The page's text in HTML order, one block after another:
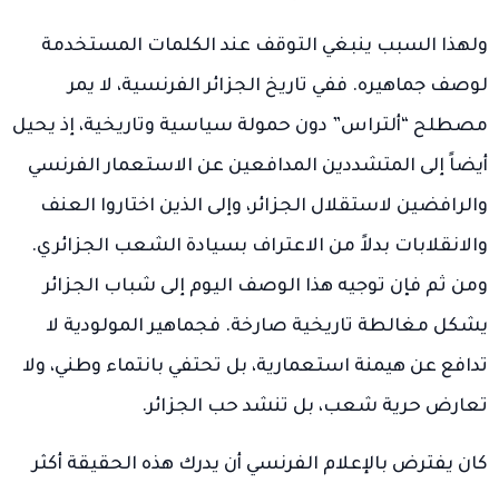
ولهذا السبب ينبغي التوقف عند الكلمات المستخدمة
لوصف جماهيره. ففي تاريخ الجزائر الفرنسية، لا يمر
مصطلح “ألتراس” دون حمولة سياسية وتاريخية، إذ يحيل
أيضاً إلى المتشددين المدافعين عن الاستعمار الفرنسي
والرافضين لاستقلال الجزائر، وإلى الذين اختاروا العنف
والانقلابات بدلاً من الاعتراف بسيادة الشعب الجزائري.
ومن ثم فإن توجيه هذا الوصف اليوم إلى شباب الجزائر
يشكل مغالطة تاريخية صارخة. فجماهير المولودية لا
تدافع عن هيمنة استعمارية، بل تحتفي بانتماء وطني، ولا
تعارض حرية شعب، بل تنشد حب الجزائر.
كان يفترض بالإعلام الفرنسي أن يدرك هذه الحقيقة أكثر